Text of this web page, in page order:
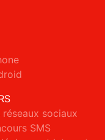
sociaux
SMS